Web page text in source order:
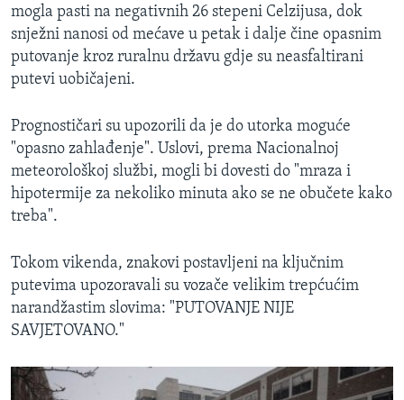
mogla pasti na negativnih 26 stepeni Celzijusa, dok
snježni nanosi od mećave u petak i dalje čine opasnim
putovanje kroz ruralnu državu gdje su neasfaltirani
putevi uobičajeni.
Prognostičari su upozorili da je do utorka moguće
"opasno zahlađenje". Uslovi, prema Nacionalnoj
meteorološkoj službi, mogli bi dovesti do "mraza i
hipotermije za nekoliko minuta ako se ne obučete kako
treba".
Tokom vikenda, znakovi postavljeni na ključnim
putevima upozoravali su vozače velikim trepćućim
narandžastim slovima: "PUTOVANJE NIJE
SAVJETOVANO."